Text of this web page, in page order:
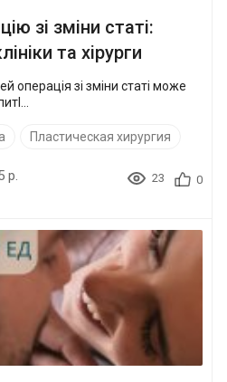
зі зміни статі:
та хірурги
операція зі зміни статі може
Пластическая хирургия
р. 23 0